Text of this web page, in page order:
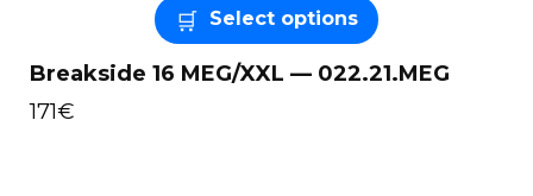
Select options
Breakside 16 MEG/XXL — 022.21.MEG
171€